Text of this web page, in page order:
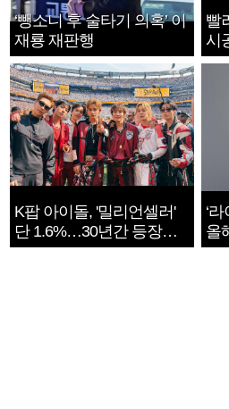
‘뺑소니 후 술타기 의혹’ 이
재룡 재판행
빨
시
지
K팝 아이돌, '밀리언셀러'
단 1.6%…30년간 등장
1182개팀 전수조사
‘
올
확